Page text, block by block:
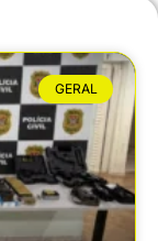
GERAL